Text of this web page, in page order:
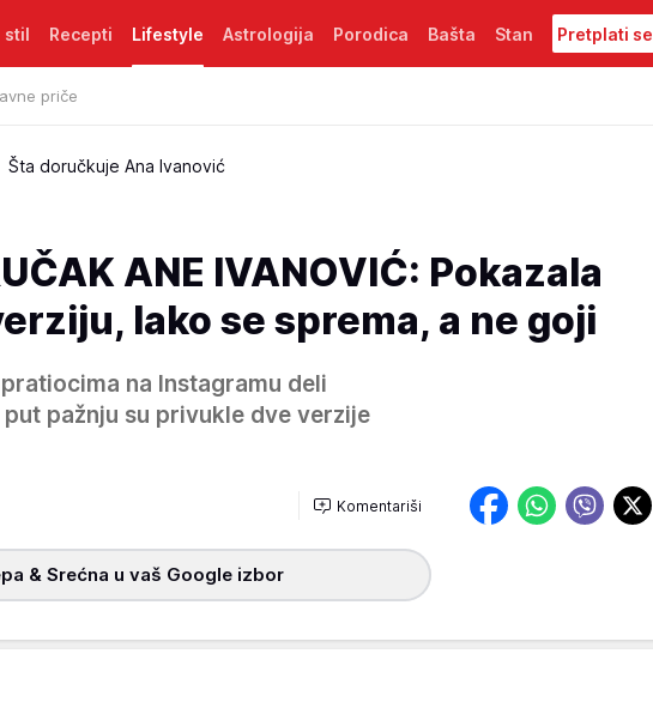
stil Recepti Lifestyle
priče
Astrologija Porodica Bašta Stan Pretplati se
Šta doručkuje Ana Ivanović
ANE IVANOVIĆ: Pokazala
lako se sprema, a ne goji
na Instagramu deli
pažnju su privukle dve verzije
Komentariši
& Srećna u vaš Google izbor